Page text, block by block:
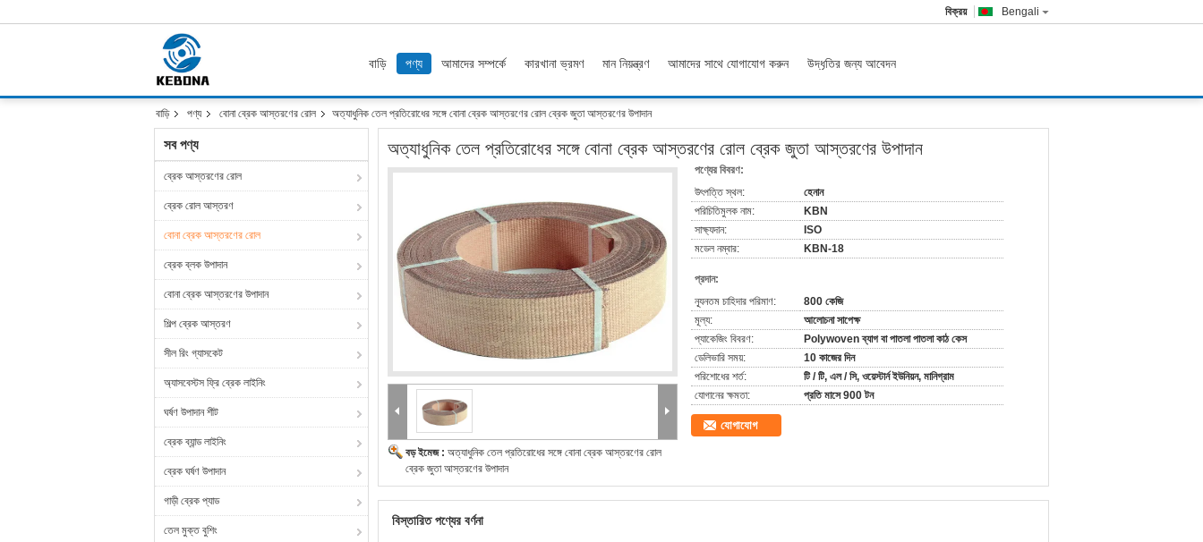
Bengali
বিক্রয়
বাড়ি পণ্য আমাদের সম্পর্কে কারখানা ভ্রমণ মান নিয়ন্ত্রণ আমাদের সাথে যোগাযোগ করুন উদ্ধৃতির জন্য আবেদন
বাড়ি পণ্য বোনা ব্রেক আস্তরণের রোল অত্যাধুনিক তেল প্রতিরোধের সঙ্গে বোনা ব্রেক আস্তরণের রোল ব্রেক জুতা আস্তরণের উপাদান
সব পণ্য
ব্রেক আস্তরণের রোল
ব্রেক রোল আস্তরণ
বোনা ব্রেক আস্তরণের রোল
ব্রেক ব্লক উপাদান
বোনা ব্রেক আস্তরণের উপাদান
শিল্প ব্রেক আস্তরণ
সীল রিং গ্যাসকেট
অ্যাসবেস্টস ফ্রি ব্রেক লাইনিং
ঘর্ষণ উপাদান শীট
ব্রেক ব্যান্ড লাইনিং
ব্রেক ঘর্ষণ উপাদান
গাড়ী ব্রেক প্যাড
তেল মুক্ত বুশিং
অত্যাধুনিক তেল প্রতিরোধের সঙ্গে বোনা ব্রেক আস্তরণের রোল ব্রেক জুতা আস্তরণের উপাদান
বড় ইমেজ : অত্যাধুনিক তেল প্রতিরোধের সঙ্গে বোনা ব্রেক আস্তরণের রোল
ব্রেক জুতা আস্তরণের উপাদান
পণ্যের বিবরণ:
উৎপত্তি স্থল:
হেনান
পরিচিতিমুলক নাম:
KBN
সাক্ষ্যদান:
ISO
মডেল নম্বার:
KBN-18
প্রদান:
ন্যূনতম চাহিদার পরিমাণ:
800 কেজি
মূল্য:
আলোচনা সাপেক্ষ
প্যাকেজিং বিবরণ:
Polywoven ব্যাগ বা পাতলা পাতলা কাঠ কেস
ডেলিভারি সময়:
10 কাজের দিন
পরিশোধের শর্ত:
টি / টি, এল / সি, ওয়েস্টার্ন ইউনিয়ন, মানিগ্রাম
যোগানের ক্ষমতা:
প্রতি মাসে 900 টন
যোগাযোগ
বিস্তারিত পণ্যের বর্ণনা